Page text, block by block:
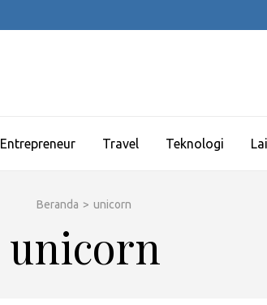
Entrepreneur Travel Teknologi
Beranda > unicorn
unicorn